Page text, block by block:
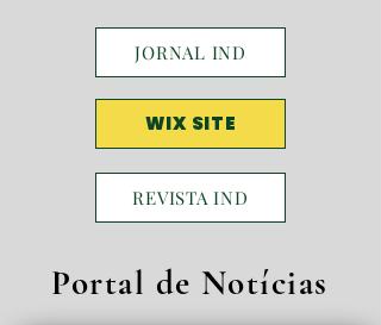
JORNAL IND
WIX SITE
REVISTA IND
Portal de Notícias